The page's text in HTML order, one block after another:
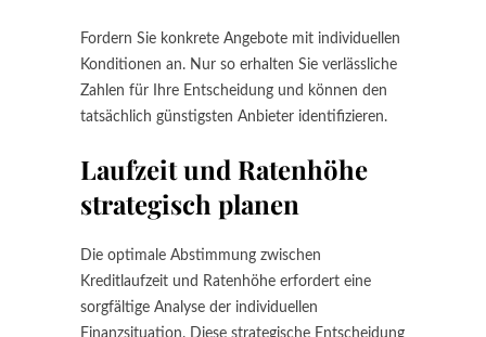
Fordern Sie konkrete Angebote mit individuellen
Konditionen an. Nur so erhalten Sie verlässliche
Zahlen für Ihre Entscheidung und können den
tatsächlich günstigsten Anbieter identifizieren.
Laufzeit und Ratenhöhe
strategisch planen
Die optimale Abstimmung zwischen
Kreditlaufzeit und Ratenhöhe erfordert eine
sorgfältige Analyse der individuellen
Finanzsituation. Diese strategische Entscheidung